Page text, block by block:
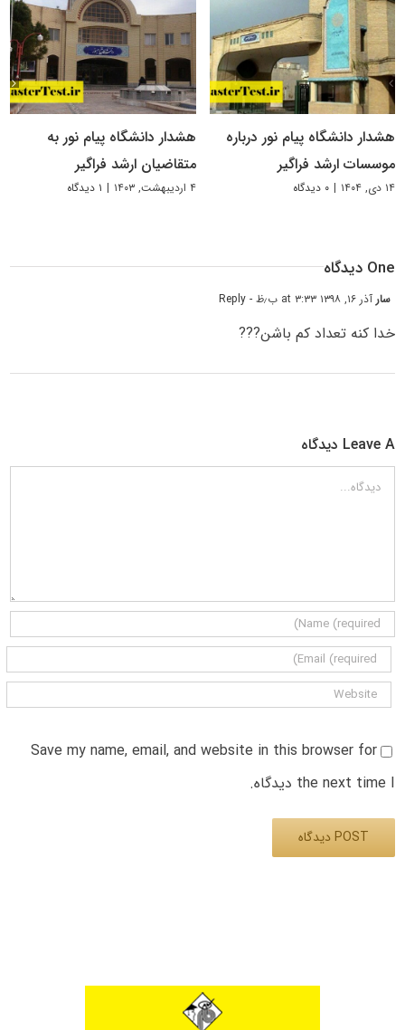
هشدار دانشگاه پیام نور درباره
موسسات ارشد فراگیر
۱۴ دی, ۱۴۰۴ | ۰ دیدگاه
هشدار دانشگاه پیام نور به
متقاضیان ارشد فراگیر
۴ اردیبهشت, ۱۴۰۳ | ۱ دیدگاه
One دیدگاه
سارآذر ۱۶, ۱۳۹۸ at ۳:۳۳ ب٫ظ - Reply
خدا کنه تعداد کم باشن???
Leave A دیدگاه
دیدگاه
Save my name, email, and website in this browser for
the next time I دیدگاه.